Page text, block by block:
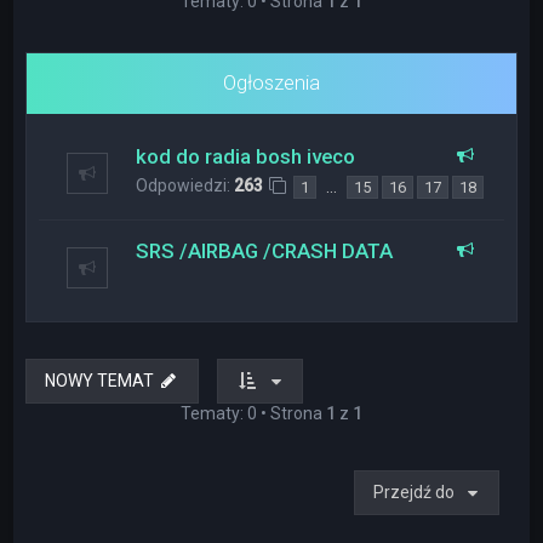
Ogłoszenia
kod do radia bosh iveco
Odpowiedzi: 263 1 … 15 16 17 18
SRS /AIRBAG /CRASH DATA
NOWY TEMAT
Tematy: 0 • Strona 1 z 1
Przejdź do